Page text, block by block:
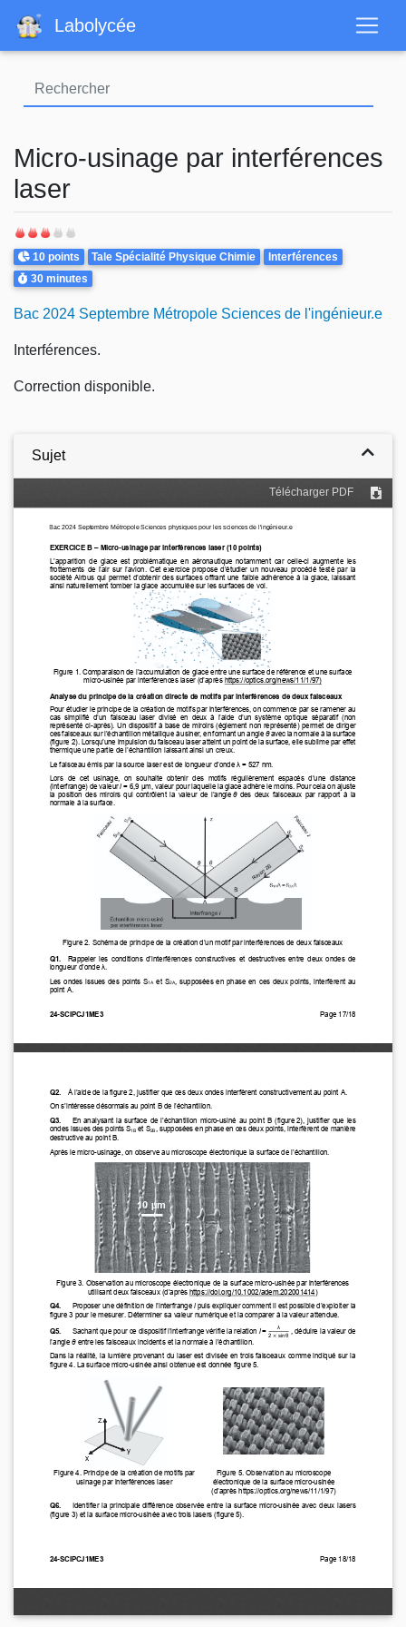
contenu
Labolycée
Micro-usinage par interférences
laser
Points
10 points Theme
Tale Spécialité Physique Chimie Interférences
Durée
30 minutes
Bac 2024 Septembre Métropole Sciences de l'ingénieur.e
Interférences.
Correction disponible.
Sujet